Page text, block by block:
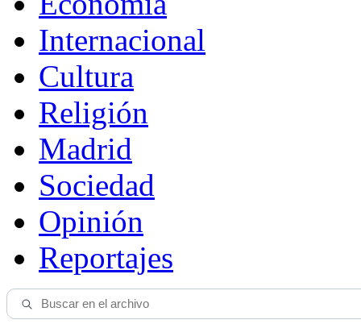
Internacional
Cultura
Religión
Madrid
Sociedad
Opinión
Reportajes